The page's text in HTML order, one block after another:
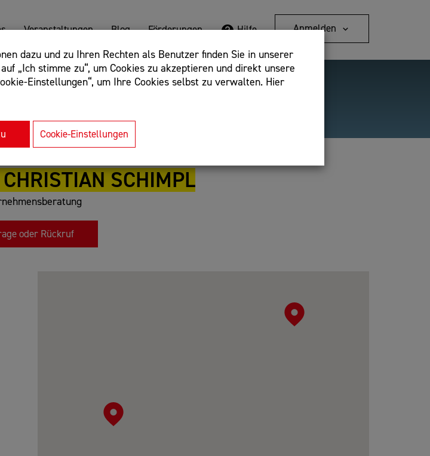
dazu und zu Ihren Rechten als Benutzer finden Sie in unserer
„Ich stimme zu“, um Cookies zu akzeptieren und direkt unsere
Einstellungen“, um Ihre Cookies selbst zu verwalten. Hier
Cookie-Einstellungen
Veranstaltungen Blog Förderungen Hilfe Anmelden
Begriff ausschließen: -webshop,
Detailsuche
SCHIMPL
oder Rückruf